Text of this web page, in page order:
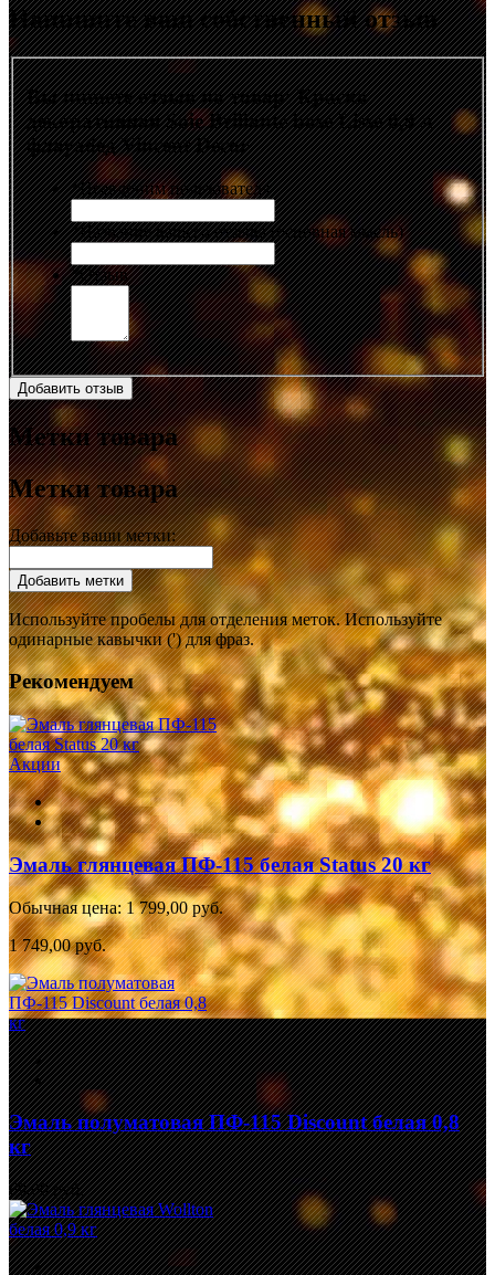
Напишите ваш собственный отзыв
Вы пишете отзыв на товар:Краска
декоративная Soie Brillante base Lisse 0,9 л
флауабед Vincent Decor
*Псевдоним пользователя
*Название вашего отзыва (основная мысль)
*Отзыв
Добавить отзыв
Метки товара
Метки товара
Добавьте ваши метки:
Добавить метки
Используйте пробелы для отделения меток. Используйте
одинарные кавычки (') для фраз.
Рекомендуем
Акции
Эмаль глянцевая ПФ-115 белая Status 20 кг
Обычная цена: 1 799,00 руб.
1 749,00 руб.
Эмаль полуматовая ПФ-115 Discount белая 0,8
кг
69,00 руб.